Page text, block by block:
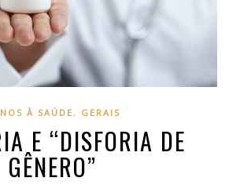
À SAÚDE, GERAIS
E “DISFORIA DE
GÊNERO”